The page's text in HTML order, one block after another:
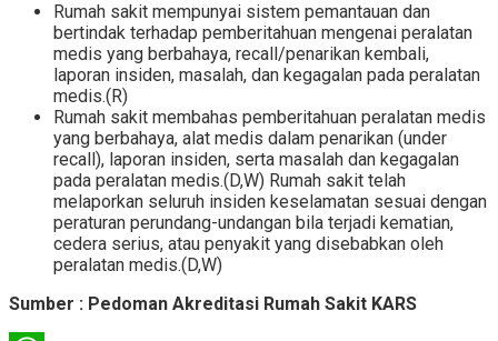
Rumah sakit mempunyai sistem pemantauan dan
bertindak terhadap pemberitahuan mengenai peralatan
medis yang berbahaya, recall/penarikan kembali,
laporan insiden, masalah, dan kegagalan pada peralatan
medis.(R)
Rumah sakit membahas pemberitahuan peralatan medis
yang berbahaya, alat medis dalam penarikan (under
recall), laporan insiden, serta masalah dan kegagalan
pada peralatan medis.(D,W) Rumah sakit telah
melaporkan seluruh insiden keselamatan sesuai dengan
peraturan perundang-undangan bila terjadi kematian,
cedera serius, atau penyakit yang disebabkan oleh
peralatan medis.(D,W)
Sumber : Pedoman Akreditasi Rumah Sakit KARS